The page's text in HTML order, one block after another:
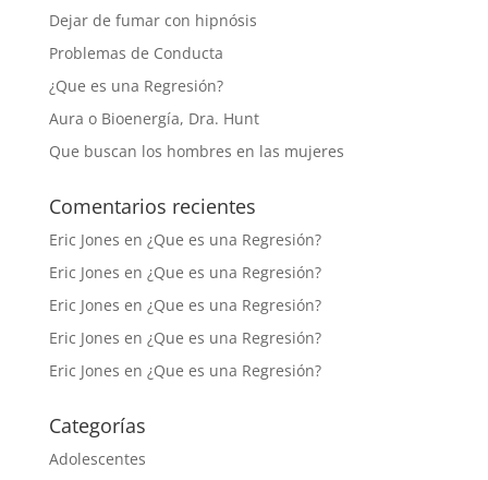
Dejar de fumar con hipnósis
Problemas de Conducta
¿Que es una Regresión?
Aura o Bioenergía, Dra. Hunt
Que buscan los hombres en las mujeres
Comentarios recientes
Eric Jones en ¿Que es una Regresión?
Eric Jones en ¿Que es una Regresión?
Eric Jones en ¿Que es una Regresión?
Eric Jones en ¿Que es una Regresión?
Eric Jones en ¿Que es una Regresión?
Categorías
Adolescentes